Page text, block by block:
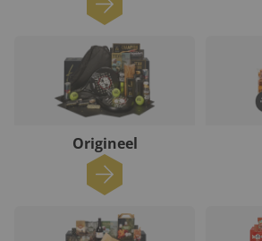
Origineel